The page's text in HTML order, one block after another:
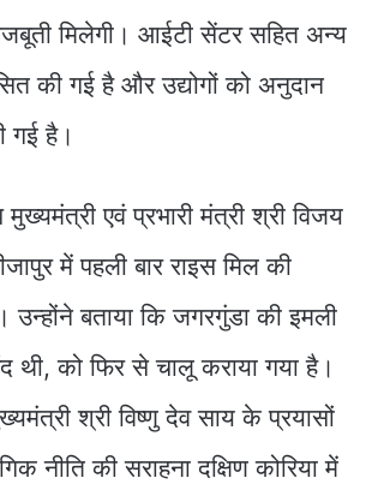
मिलेगी। आईटी सेंटर सहित अन्य
की गई है और उद्योगों को अनुदान
गई है।
एवं प्रभारी मंत्री श्री विजय
में पहली बार राइस मिल की
उन्होंने बताया कि जगरगुंडा की इमली
थी, को फिर से चालू कराया गया है।
श्री विष्णु देव साय के प्रयासों
नीति की सराहना दक्षिण कोरिया में